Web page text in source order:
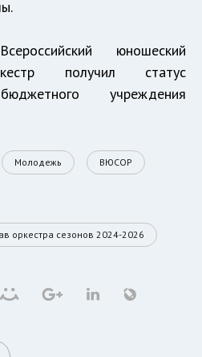
юношеский
получил статус
учреждения
Молодежь ВЮСОР
оркестра сезонов 2024-2026